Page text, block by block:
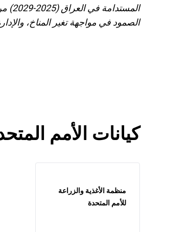
المستدامة في العراق (2025
-
2029
)
الصمود في مواجهة تغير المناخ،
كيانات الأمم
منظمة الأغذية والزراعة
للأمم المتحدة